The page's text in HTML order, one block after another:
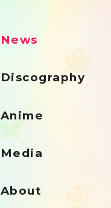
News
Discography
Anime
Media
About